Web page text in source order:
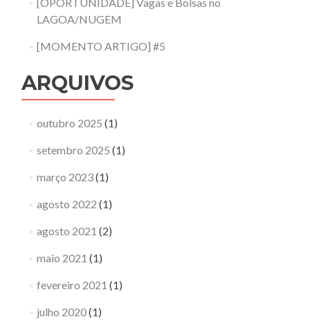
LAGOA/NUGEM
[MOMENTO ARTIGO] #5
ARQUIVOS
outubro 2025 (1)
setembro 2025 (1)
março 2023(1)
agosto 2022 (1)
agosto 2021 (2)
maio 2021 (1)
fevereiro 2021 (1)
julho 2020(1)